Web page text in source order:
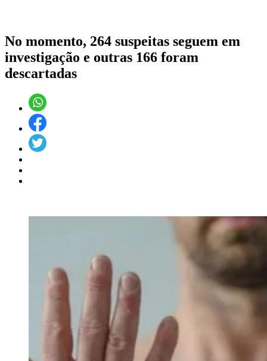
No momento, 264 suspeitas seguem em
investigação e outras 166 foram
descartadas